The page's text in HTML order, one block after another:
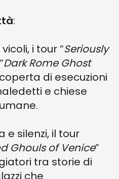
:
i tour “Seriously
Dark Rome Ghost
di esecuzioni
e chiese
e silenzi, il tour
Ghouls of Venice”
tra storie di
che